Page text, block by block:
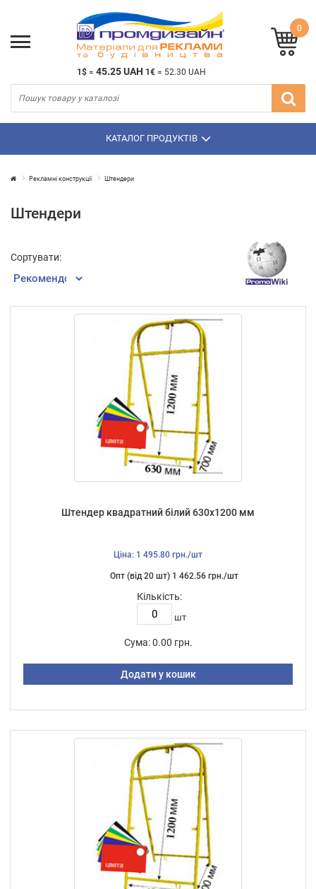
1$ = 45.25 UAH 1€ = 52.30 UAH
0
КАТАЛОГ ПРОДУКТІВ
Рекламнi конструкції Штендери
Штендери
Сортувати:
Штендер квадратний білий 630х1200 мм
Ціна: 1 495.80 грн./шт
Опт (від 20 шт) 1 462.56 грн./шт
Кількість:
шт
Сума: 0.00 грн.
Додати у кошик